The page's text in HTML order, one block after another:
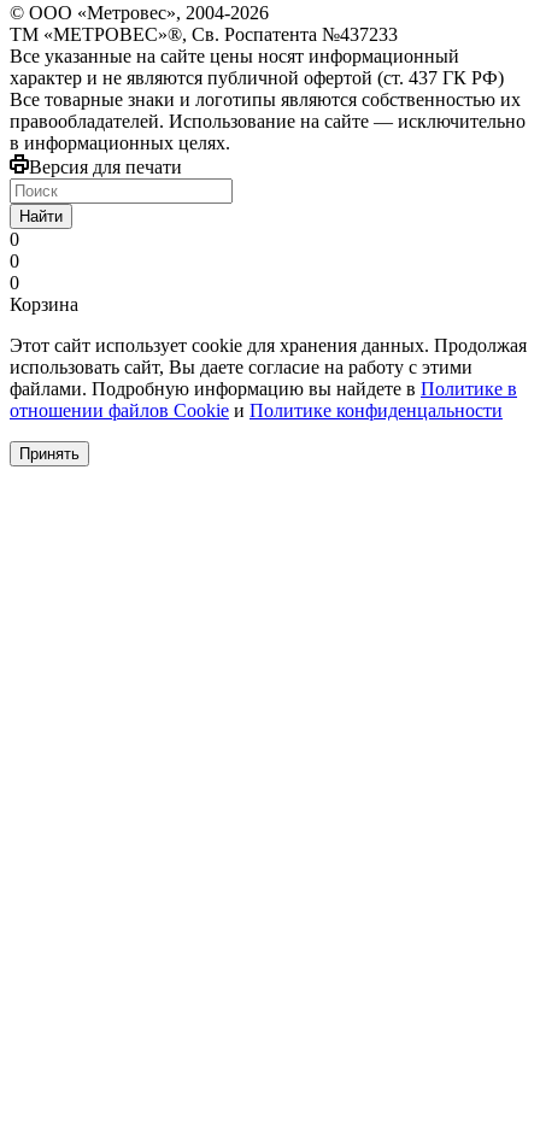
© ООО «Метровес», 2004-2026
ТМ «МЕТРОВЕС»®, Св. Роспатента №4​3​7​2​3​3
Все указанные на сайте цены носят информационный
характер и не являются публичной офертой (ст. 437 ГК РФ)
Все товарные знаки и логотипы являются собственностью их
правообладателей. Использование на сайте — исключительно
в информационных целях.
Версия для печати
Найти
0
0
0
Корзина
Этот сайт использует cookie для хранения данных. Продолжая
использовать сайт, Вы даете согласие на работу с этими
файлами. Подробную информацию вы найдете в Политике в
отношении файлов Cookie и Политике конфиденцальности
Принять